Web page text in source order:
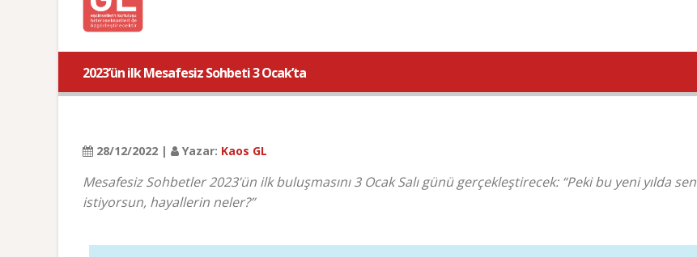
2023’ün ilk Mesafesiz Sohbeti 3 Ocak’ta
28/12/2022 | Yazar: Kaos GL
Mesafesiz Sohbetler 2023’ün ilk buluşmasını 3 Ocak Salı günü gerçekleştirecek: “Peki bu yeni yılda
istiyorsun, hayallerin neler?”